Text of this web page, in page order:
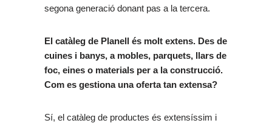
segona generació donant pas a la tercera.
El catàleg de Planell és molt extens. Des de
cuines i banys, a mobles, parquets, llars de
foc, eines o materials per a la construcció.
Com es gestiona una oferta tan extensa?
Sí, el catàleg de productes és extensíssim i